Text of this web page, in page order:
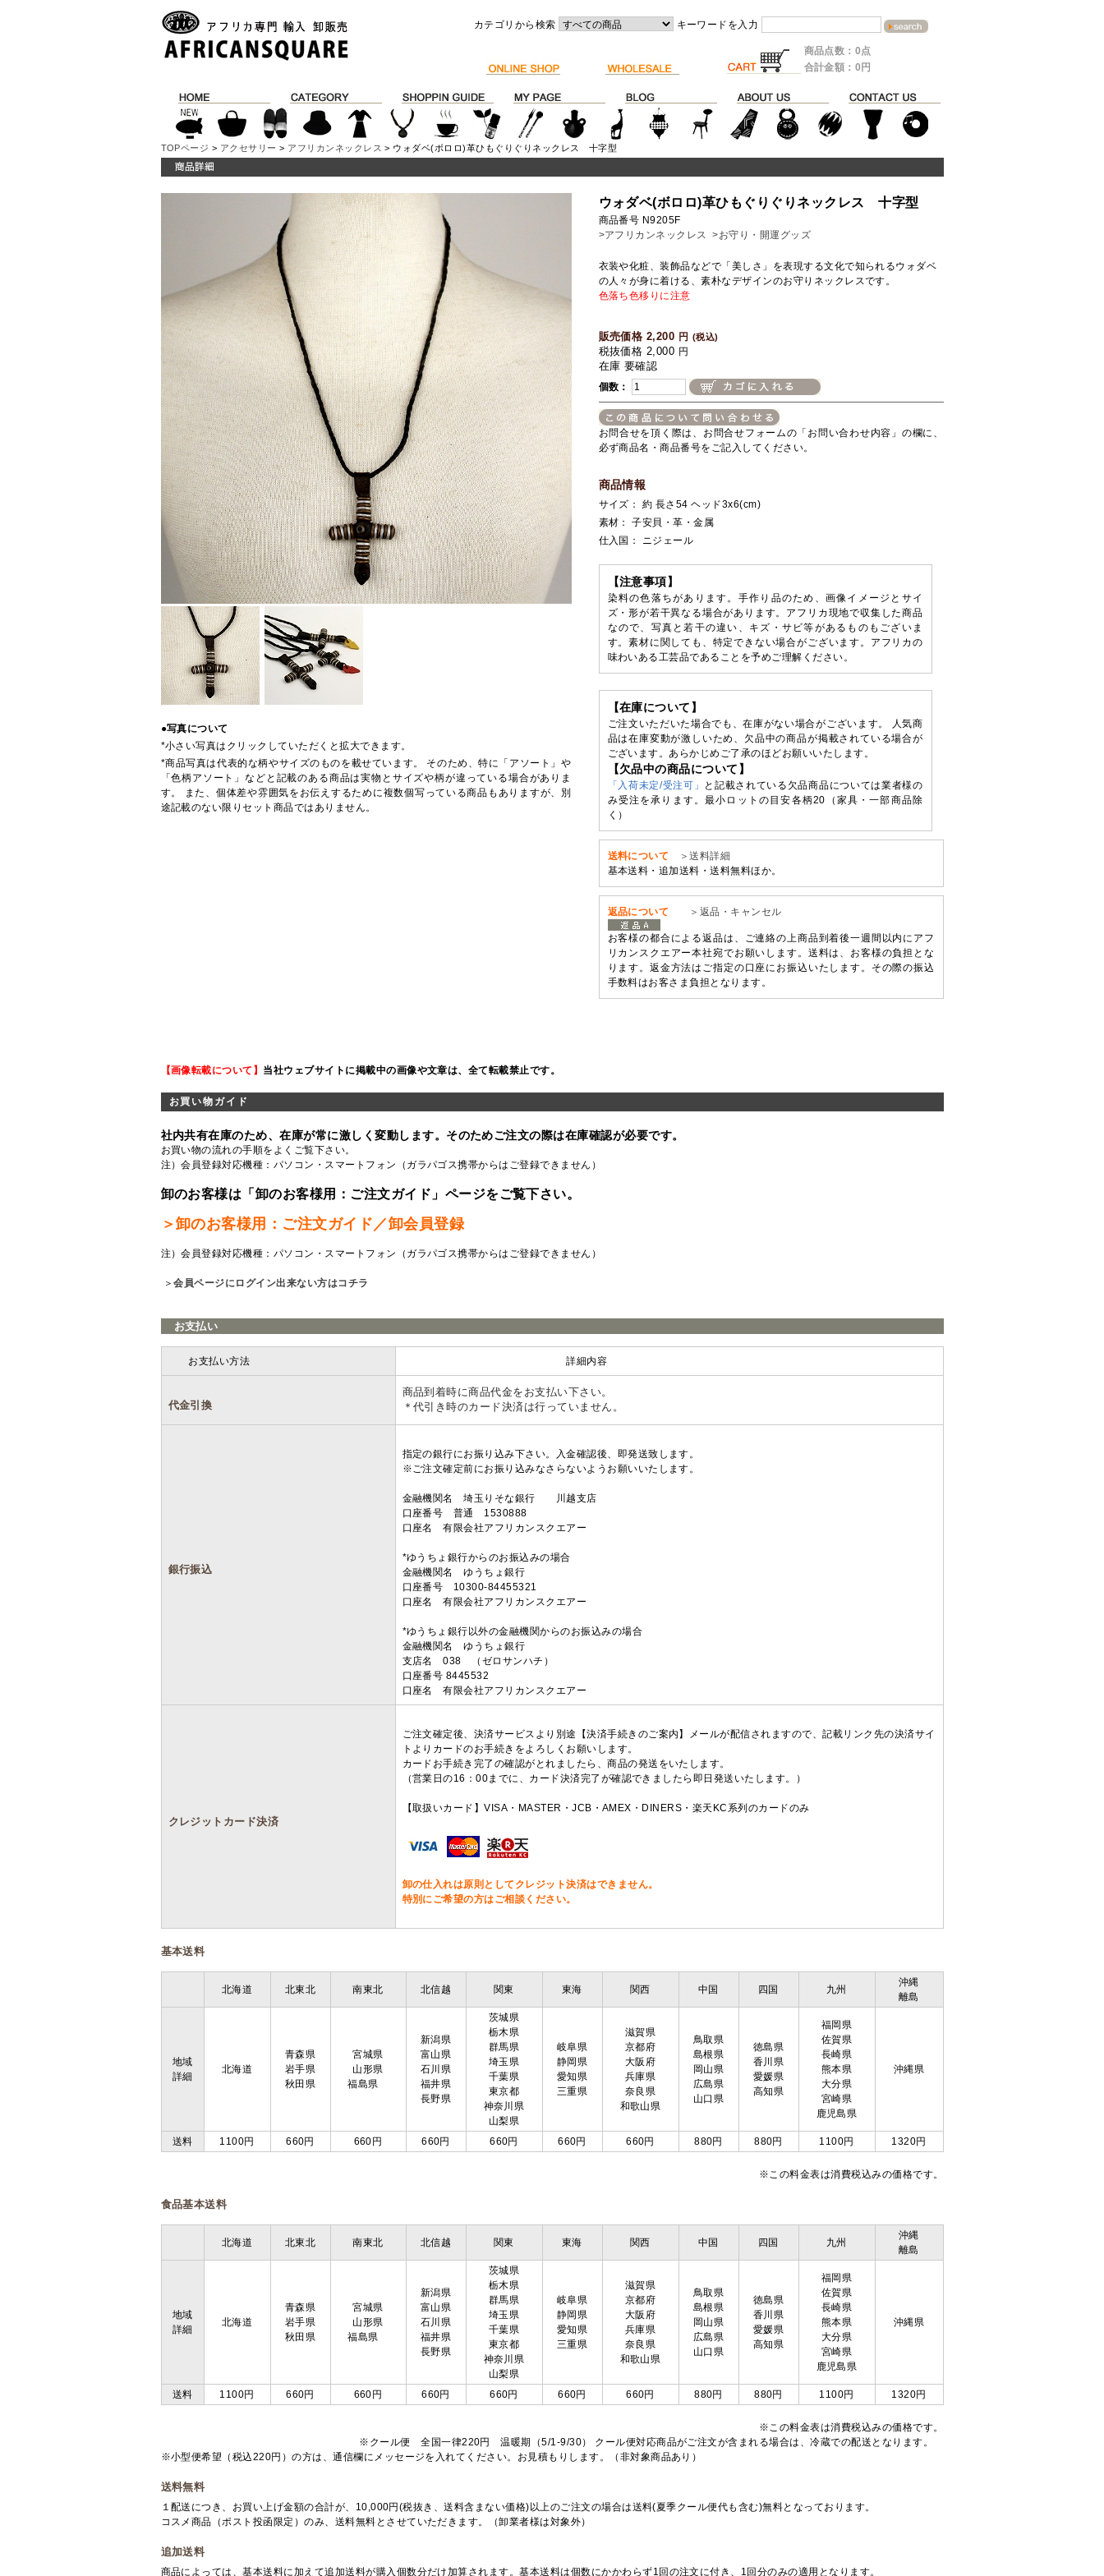
カテゴリから検索 キーワードを入力
商品点数：0点
合計金額：0円
TOPページ > アクセサリー > アフリカンネックレス > ウォダベ(ボロロ)革ひもぐりぐりネックレス 十字型
●写真について
*小さい写真はクリックしていただくと拡大できます。
*商品写真は代表的な柄やサイズのものを載せています。 そのため、特に「アソート」や
「色柄アソート」などと記載のある商品は実物とサイズや柄が違っている場合がありま
す。 また、個体差や雰囲気をお伝えするために複数個写っている商品もありますが、別
途記載のない限りセット商品ではありません。
ウォダベ(ボロロ)革ひもぐりぐりネックレス 十字型
商品番号 N9205F
>アフリカンネックレス >お守り・開運グッズ
衣装や化粧、装飾品などで「美しさ」を表現する文化で知られるウォダベ
の人々が身に着ける、素朴なデザインのお守りネックレスです。
色落ち色移りに注意
販売価格 2,200 円 (税込)
税抜価格 2,000 円
在庫 要確認
個数：
お問合せを頂く際は、お問合せフォームの「お問い合わせ内容」の欄に、
必ず商品名・商品番号をご記入してください。
商品情報
サイズ： 約 長さ54 ヘッド3x6(cm)
素材： 子安貝・革・金属
仕入国： ニジェール
【注意事項】
染料の色落ちがあります。手作り品のため、画像イメージとサイ
ズ・形が若干異なる場合があります。アフリカ現地で収集した商品
なので、写真と若干の違い、キズ・サビ等があるものもございま
す。素材に関しても、特定できない場合がございます。アフリカの
味わいある工芸品であることを予めご理解ください。
【在庫について】
ご注文いただいた場合でも、在庫がない場合がございます。 人気商
品は在庫変動が激しいため、欠品中の商品が掲載されている場合が
ございます。あらかじめご了承のほどお願いいたします。
【欠品中の商品について】
「入荷未定/受注可」
と記載されている欠品商品については業者様の
み受注を承ります。最小ロットの目安各柄20（家具・一部商品除
く）
送料について
＞送料詳細
基本送料・追加送料・送料無料ほか。
返品について ＞返品・キャンセル
お客様の都合による返品は、ご連絡の上商品到着後一週間以内にアフ
リカンスクエアー本社宛でお願いします。送料は、お客様の負担とな
ります。返金方法はご指定の口座にお振込いたします。その際の振込
手数料はお客さま負担となります。
【画像転載について】 当社ウェブサイトに掲載中の画像や文章は、全て転載禁止です。
お買い物ガイド
社内共有在庫のため、在庫が常に激しく変動します。そのためご注文の際は在庫確認が必要です。
お買い物の流れの手順をよくご覧下さい。
注）会員登録対応機種：パソコン・スマートフォン（ガラパゴス携帯からはご登録できません）
卸のお客様は「卸のお客様用：ご注文ガイド」ページをご覧下さい。
＞卸のお客様用：ご注文ガイド／卸会員登録
注）会員登録対応機種：パソコン・スマートフォン（ガラパゴス携帯からはご登録できません）
＞会員ページにログイン出来ない方はコチラ
お支払い
お支払い方法 詳細内容
代金引換
商品到着時に商品代金をお支払い下さい。
＊代引き時のカード決済は行っていません。
銀行振込
指定の銀行にお振り込み下さい。入金確認後、即発送致します。
※ご注文確定前にお振り込みなさらないようお願いいたします。
金融機関名 埼玉りそな銀行 川越支店
口座番号 普通 1530888
口座名 有限会社アフリカンスクエアー
*ゆうちょ銀行からのお振込みの場合
金融機関名 ゆうちょ銀行
口座番号 10300-84455321
口座名 有限会社アフリカンスクエアー
*ゆうちょ銀行以外の金融機関からのお振込みの場合
金融機関名 ゆうちょ銀行
支店名 038 （ゼロサンハチ）
口座番号 8445532
口座名 有限会社アフリカンスクエアー
クレジットカード決済
ご注文確定後、決済サービスより別途【決済手続きのご案内】メールが配信されますので、記載リンク先の決済サイ
トよりカードのお手続きをよろしくお願いします。
カードお手続き完了の確認がとれましたら、商品の発送をいたします。
（営業日の16：00までに、カード決済完了が確認できましたら即日発送いたします。）
【取扱いカード】VISA・MASTER・JCB・AMEX・DINERS・楽天KC系列のカードのみ
卸の仕入れは原則としてクレジット決済はできません。
特別にご希望の方はご相談ください。
基本送料
北海道 北東北 南東北 北信越 関東 東海 関西 中国 四国 九州
沖縄
離島
地域
詳細
北海道
青森県
岩手県
秋田県
宮城県
山形県
福島県
新潟県
富山県
石川県
福井県
長野県
茨城県
栃木県
群馬県
埼玉県
千葉県
東京都
神奈川県
山梨県
岐阜県
静岡県
愛知県
三重県
滋賀県
京都府
大阪府
兵庫県
奈良県
和歌山県
鳥取県
島根県
岡山県
広島県
山口県
徳島県
香川県
愛媛県
高知県
福岡県
佐賀県
長崎県
熊本県
大分県
宮崎県
鹿児島県
沖縄県
送料 1100円 660円 660円 660円 660円 660円 660円 880円 880円 1100円 1320円
※この料金表は消費税込みの価格です。
食品基本送料
北海道 北東北 南東北 北信越 関東 東海 関西 中国 四国 九州
沖縄
離島
地域
詳細
北海道
青森県
岩手県
秋田県
宮城県
山形県
福島県
新潟県
富山県
石川県
福井県
長野県
茨城県
栃木県
群馬県
埼玉県
千葉県
東京都
神奈川県
山梨県
岐阜県
静岡県
愛知県
三重県
滋賀県
京都府
大阪府
兵庫県
奈良県
和歌山県
鳥取県
島根県
岡山県
広島県
山口県
徳島県
香川県
愛媛県
高知県
福岡県
佐賀県
長崎県
熊本県
大分県
宮崎県
鹿児島県
沖縄県
送料 1100円 660円 660円 660円 660円 660円 660円 880円 880円 1100円 1320円
※この料金表は消費税込みの価格です。
※クール便 全国一律220円 温暖期（5/1-9/30） クール便対応商品がご注文が含まれる場合は、冷蔵での配送となります。
※小型便希望（税込220円）の方は、通信欄にメッセージを入れてください。お見積もりします。（非対象商品あり）
送料無料
１配送につき、お買い上げ金額の合計が、10,000円(税抜き、送料含まない価格)以上のご注文の場合は送料(夏季クール便代も含む)無料となっております。
コスメ商品（ポスト投函限定）のみ、送料無料とさせていただきます。（卸業者様は対象外）
追加送料
商品によっては、基本送料に加えて追加送料が購入個数分だけ加算されます。基本送料は個数にかかわらず1回の注文に付き、1回分のみの適用となります。